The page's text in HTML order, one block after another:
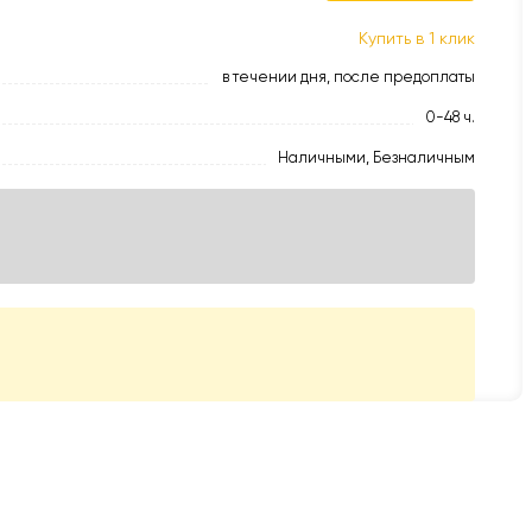
Купить в 1 клик
в течении дня, после предоплаты
0-48 ч.
Наличными, Безналичным